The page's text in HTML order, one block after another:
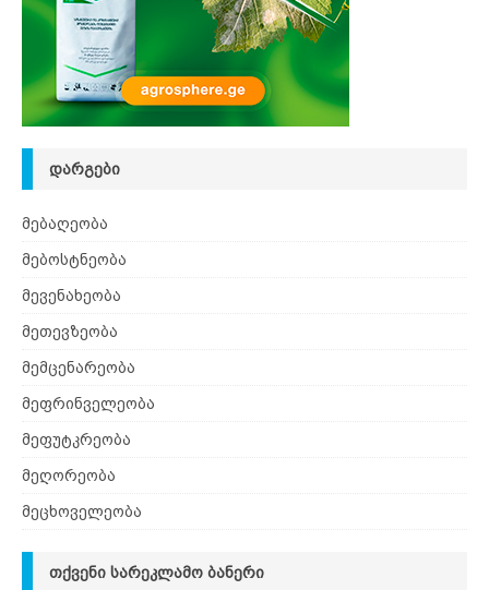
ᲓᲐᲠᲒᲔᲑᲘ
მებაღეობა
მებოსტნეობა
მევენახეობა
მეთევზეობა
მემცენარეობა
მეფრინველეობა
მეფუტკრეობა
მეღორეობა
მეცხოველეობა
ᲗᲥᲕᲔᲜᲘ ᲡᲐᲠᲔᲙᲚᲐᲛᲝ ᲑᲐᲜᲔᲠᲘ